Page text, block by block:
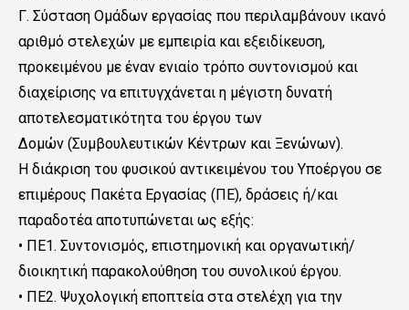
Γ. Σύσταση Ομάδων εργασίας που περιλαμβάνουν ικανό
αριθμό στελεχών με εμπειρία και εξειδίκευση,
προκειμένου με έναν ενιαίο τρόπο συντονισμού και
διαχείρισης να επιτυγχάνεται η μέγιστη δυνατή
αποτελεσματικότητα του έργου των
Δομών (Συμβουλευτικών Κέντρων και Ξενώνων).
Η διάκριση του φυσικού αντικειμένου του Υποέργου σε
επιμέρους Πακέτα Εργασίας (ΠΕ), δράσεις ή/και
παραδοτέα αποτυπώνεται ως εξής:
• ΠΕ1. Συντονισμός, επιστημονική και οργανωτική/
διοικητική παρακολούθηση του συνολικού έργου.
• ΠΕ2. Ψυχολογική εποπτεία στα στελέχη για την